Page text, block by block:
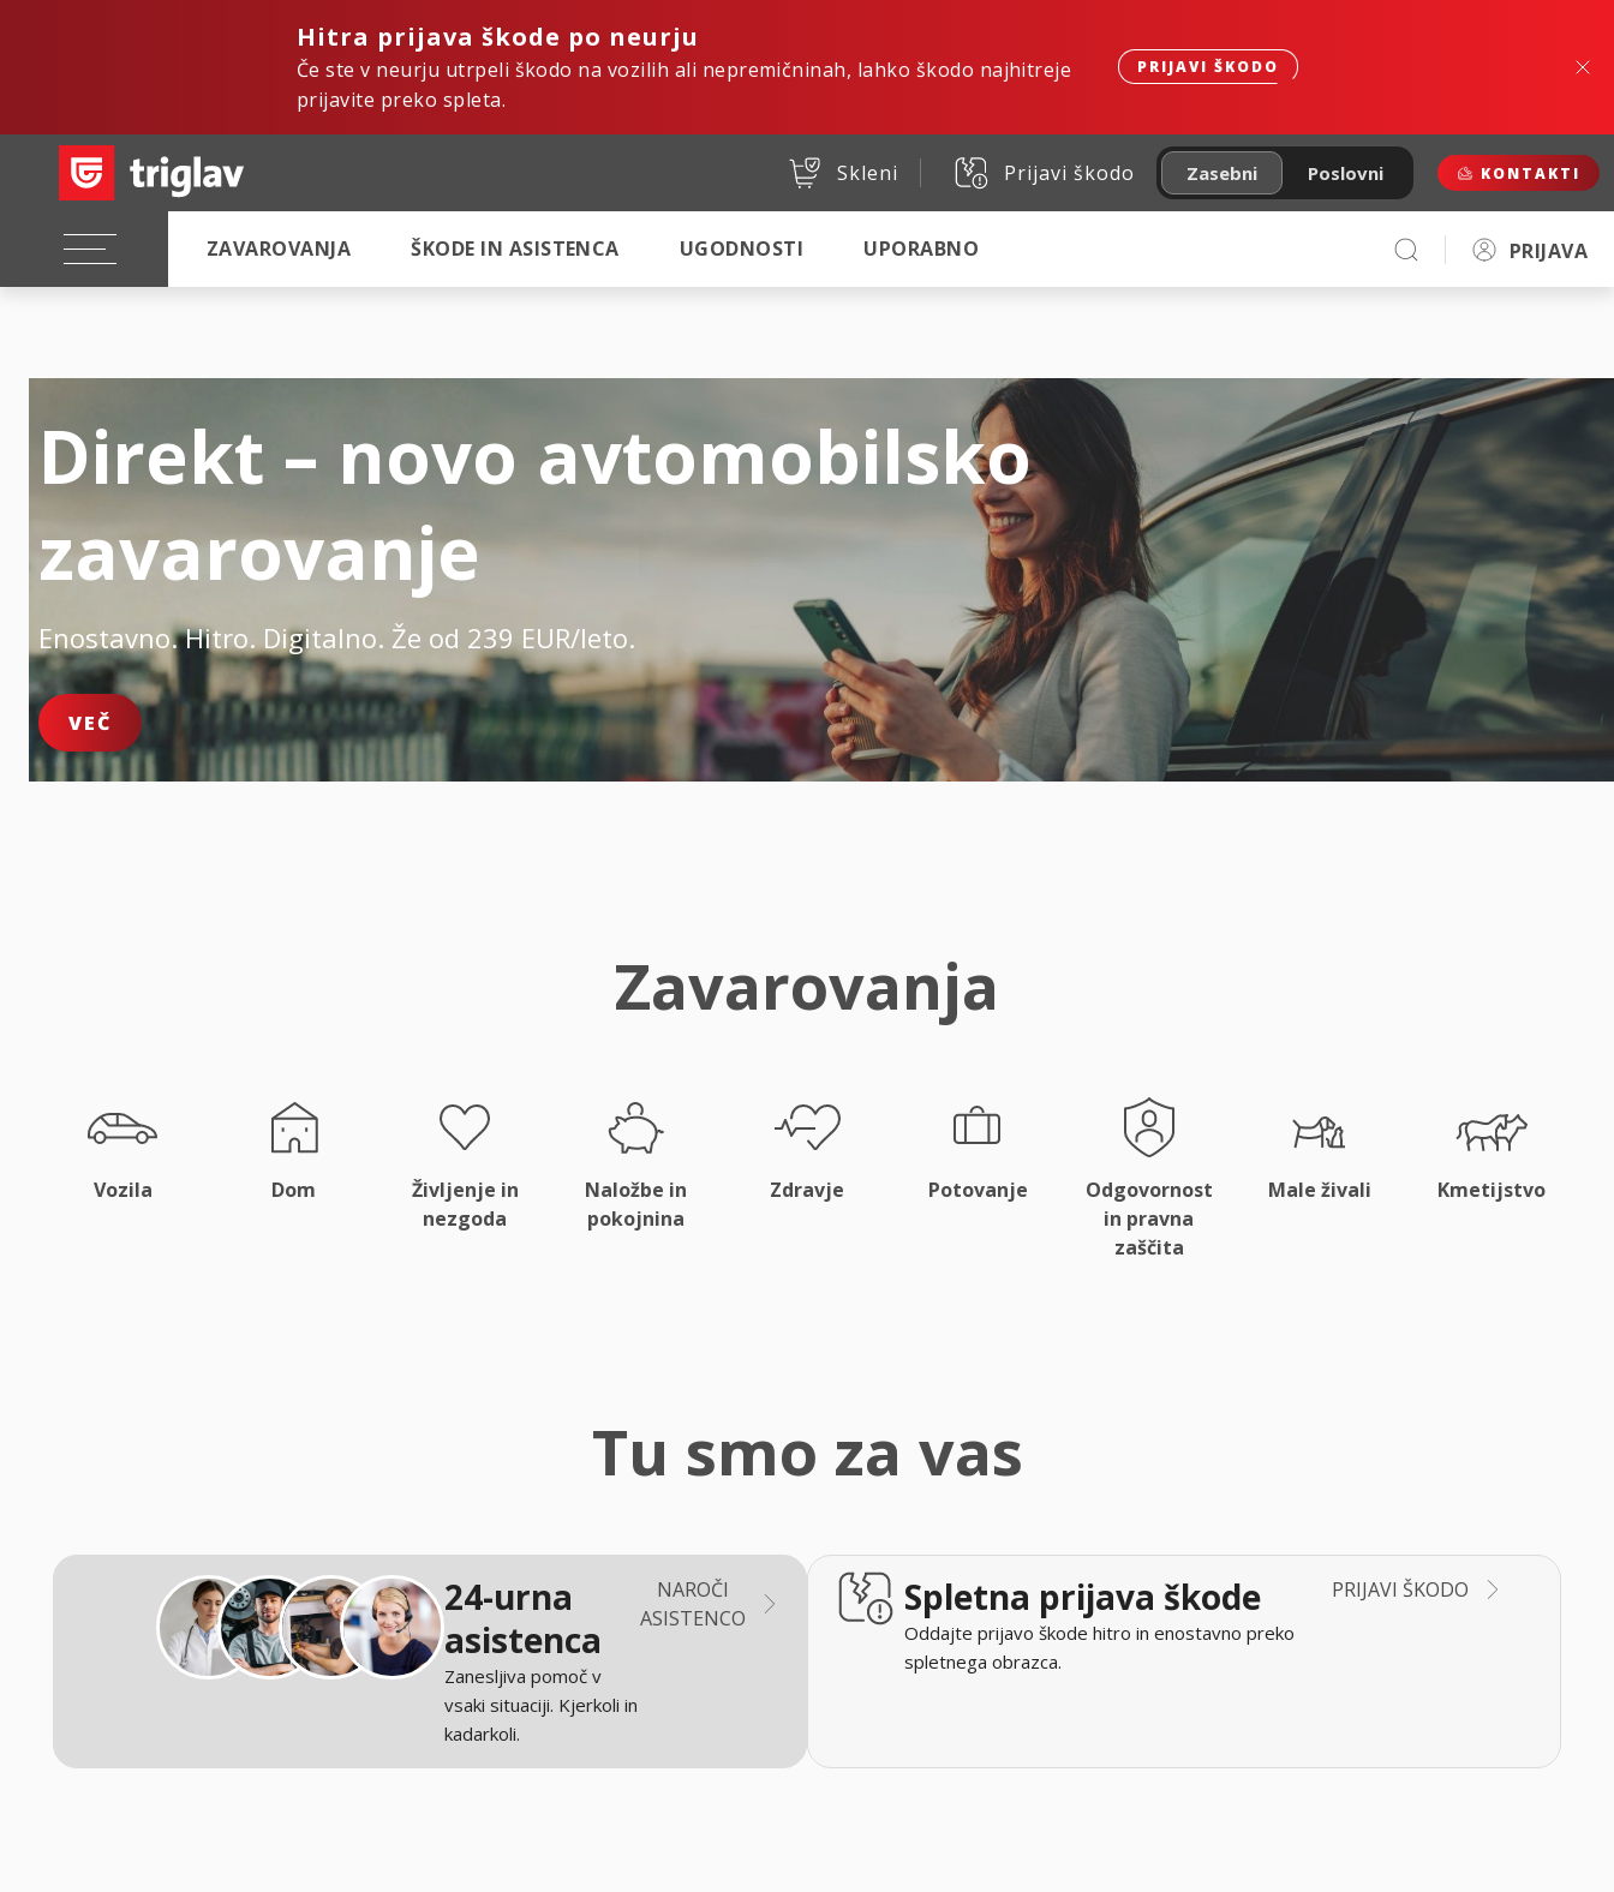
Hitra prijava škode po neurju
Če ste v neurju utrpeli škodo na vozilih ali nepremičninah, lahko škodo najhitreje
prijavite preko spleta.
PRIJAVI ŠKODO
Skleni Prijavi škodo Zasebni Poslovni KONTAKTI
ZAVAROVANJA ŠKODE IN ASISTENCA UGODNOSTI UPORABNO PRIJAVA
Direkt – novo avtomobilsko
zavarovanje
Enostavno. Hitro. Digitalno. Že od 239 EUR/leto.
VEČ
Zavarovanja
Vozila Dom
Življenje in
nezgoda
Naložbe in
pokojnina
Zdravje Potovanje
Odgovornost
in pravna
zaščita
Male živali Kmetijstvo
Tu smo za vas
24-urna
asistenca
Zanesljiva pomoč v
vsaki situaciji. Kjerkoli in
kadarkoli.
NAROČI
ASISTENCO
Spletna prijava škode
Oddajte prijavo škode hitro in enostavno preko
spletnega obrazca.
PRIJAVI ŠKODO